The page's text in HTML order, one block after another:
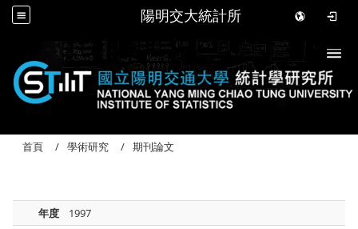
陽明交大統計所
首頁 學術研究 期刊論文
年度
1997